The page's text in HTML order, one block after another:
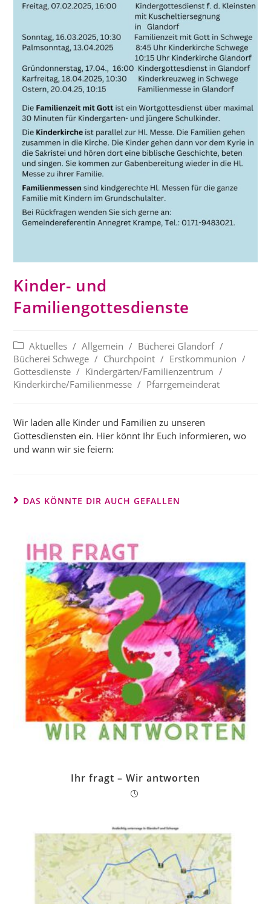
Kinder- und
Familiengottesdienste
Beitrags-
Kategorie:
Aktuelles / Allgemein / Bücherei Glandorf /
Bücherei Schwege / Churchpoint / Erstkommunion /
Gottesdienste / Kindergärten/Familienzentrum /
Kinderkirche/Familienmesse / Pfarrgemeinderat
Wir laden alle Kinder und Familien zu unseren
Gottesdiensten ein. Hier könnt Ihr Euch informieren, wo
und wann wir sie feiern:
DAS KÖNNTE DIR AUCH GEFALLEN
Ihr fragt – Wir antworten